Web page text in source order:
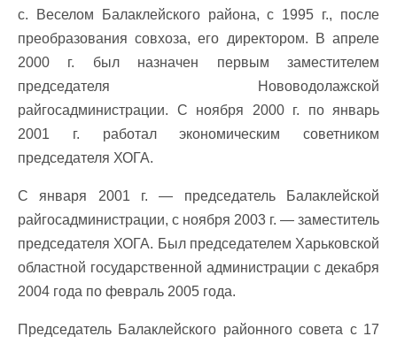
с. Веселом Балаклейского района, с 1995 г., после
преобразования совхоза, его директором. В апреле
2000 г. был назначен первым заместителем
председателя Нововодолажской
райгосадминистрации. С ноября 2000 г. по январь
2001 г. работал экономическим советником
председателя ХОГА.
С января 2001 г. — председатель Балаклейской
райгосадминистрации, с ноября 2003 г. — заместитель
председателя ХОГА. Был председателем Харьковской
областной государственной администрации с декабря
2004 года по февраль 2005 года.
Председатель Балаклейского районного совета с 17